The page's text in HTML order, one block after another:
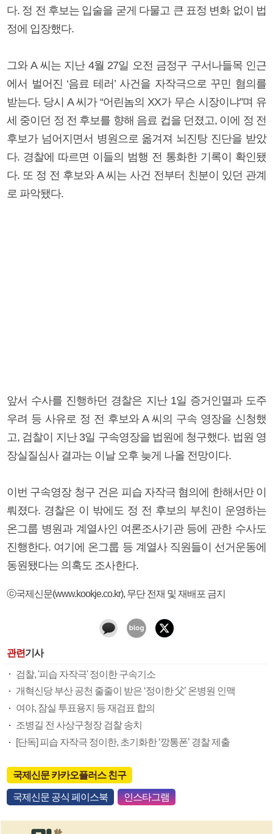
다. 정 전 후보는 입술을 굳게 다물고 큰 표정 변화 없이 법
정에 입장했다.
그와 A 씨는 지난 4월 27일 오전 금정구 구서나들목 인근
에서 벌어진 ‘음료 테러’ 사건을 자작극으로 꾸민 혐의를
받는다. 당시 A 씨가 “어린놈의 XX가 무슨 시장이냐”며 유
세 중이던 정 전 후보를 향해 음료 컵을 던졌고, 이에 정 전
후보가 넘어지면서 병원으로 옮겨져 뇌진탕 진단을 받았
다. 경찰에 따르면 이들의 범행 전 통화한 기록이 확인됐
다. 또 정 전 후보와 A 씨는 사건 전부터 친분이 있던 관계
로 파악됐다.
앞서 수사를 진행하던 경찰은 지난 1일 증거인멸과 도주
우려 등 사유로 정 전 후보와 A 씨의 구속 영장을 신청했
고, 검찰이 지난 3일 구속영장을 법원에 청구했다. 법원 영
장실질심사 결과는 이날 오후 늦게 나올 전망이다.
이번 구속영장 청구 건은 피습 자작극 혐의에 한해서만 이
뤄졌다. 경찰은 이 밖에도 정 전 후보의 부친이 운영하는
온그룹 병원과 계열사인 여론조사기관 등에 관한 수사도
진행한다. 여기에 온그룹 등 계열사 직원들이 선거운동에
동원됐다는 의혹도 조사한다.
ⓒ국제신문(www.kookje.co.kr), 무단 전재 및 재배포 금지
관련기사
검찰, '피습 자작극' 정이한 구속기소
개혁신당 부산 공천 줄줄이 받은 ‘정이한 父’ 온병원 인맥
여야, 잠실 투표용지 등 재검표 합의
조병길 전 사상구청장 검찰 송치
[단독] 피습 자작극 정이한, 초기화한 ‘깡통폰’ 경찰 제출
국제신문 카카오플러스 친구
국제신문 공식 페이스북 인스타그램